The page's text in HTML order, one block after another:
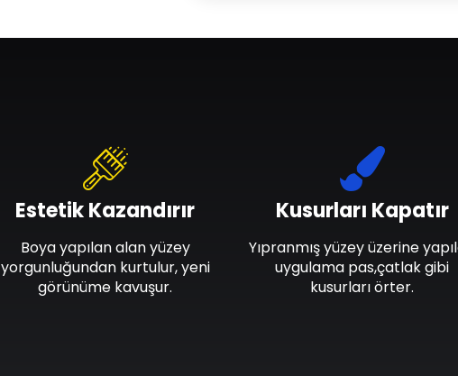
Estetik Kazandırır
Boya yapılan alan yüzey
yorgunluğundan kurtulur, yeni
görünüme kavuşur.
Kusurları Kapatır
Yıpranmış yüzey üzerine
uygulama pas,çatlak gibi
kusurları örter.